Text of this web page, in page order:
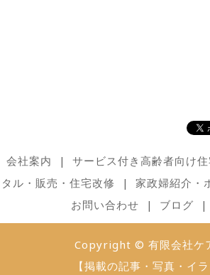
会社案内 サービス付き高齢者向け
ル・販売・住宅改修
家政婦紹介・
お問い合わせ
ブログ
Copyright © 有限会社ケ
【掲載の記事・写真・イ